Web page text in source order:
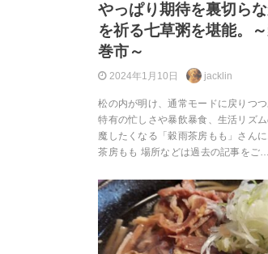
やっぱり期待を裏切ら
を祈る七草粥を堪能。
巻市～
2024年1月10日 jacklin
松の内が明け、通常モードに戻りつ
特有の忙しさや暴飲暴食、生活リズ
魔したくなる「穀雨茶房もも」さん
茶房もも 場所などは過去の記事をご…